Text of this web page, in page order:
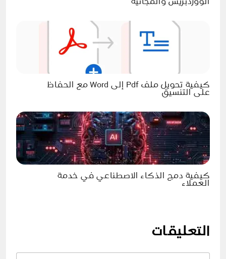
كيفية تحويل ملف Pdf إلى Word مع الحفاظ
على التنسيق
كيفية دمج الذكاء الاصطناعي في خدمة
العملاء
التعليقات